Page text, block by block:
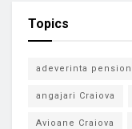
Topics
adeverinta
angajari Craiova
Avioane Craiova